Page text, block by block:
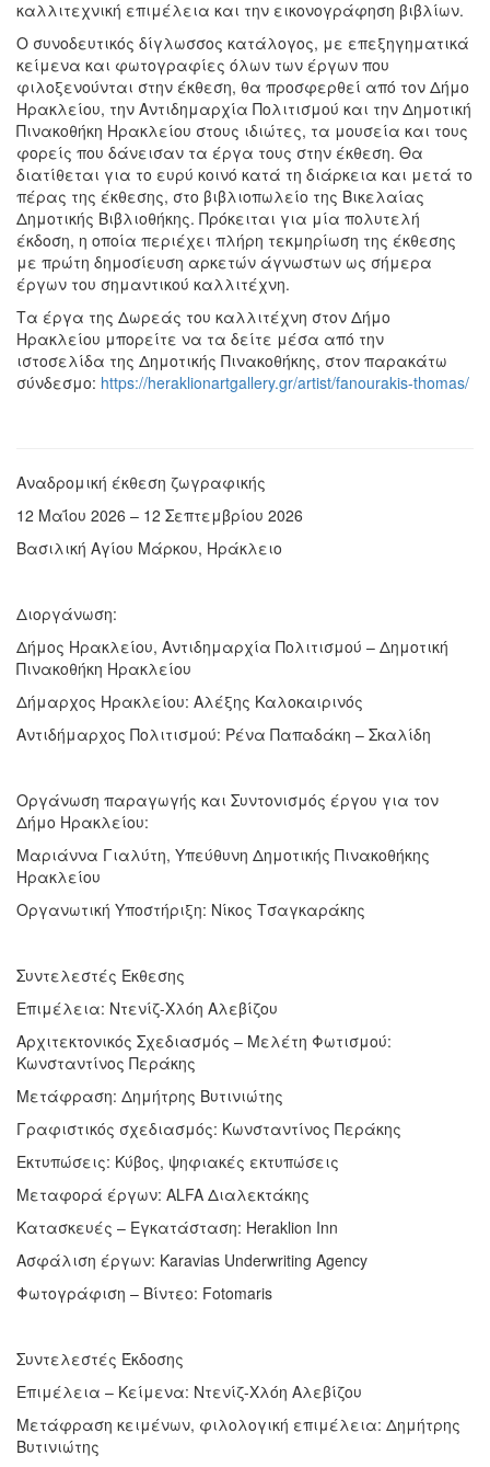
καλλιτεχνική επιμέλεια και την εικονογράφηση βιβλίων.
Ο συνοδευτικός δίγλωσσος κατάλογος, με επεξηγηματικά
κείμενα και φωτογραφίες όλων των έργων που
φιλοξενούνται στην έκθεση, θα προσφερθεί από τον Δήμο
Ηρακλείου, την Αντιδημαρχία Πολιτισμού και την Δημοτική
Πινακοθήκη Ηρακλείου στους ιδιώτες, τα μουσεία και τους
φορείς που δάνεισαν τα έργα τους στην έκθεση. Θα
διατίθεται για το ευρύ κοινό κατά τη διάρκεια και μετά το
πέρας της έκθεσης, στο βιβλιοπωλείο της Βικελαίας
Δημοτικής Βιβλιοθήκης. Πρόκειται για μία πολυτελή
έκδοση, η οποία περιέχει πλήρη τεκμηρίωση της έκθεσης
με πρώτη δημοσίευση αρκετών άγνωστων ως σήμερα
έργων του σημαντικού καλλιτέχνη.
Τα έργα της Δωρεάς του καλλιτέχνη στον Δήμο
Ηρακλείου μπορείτε να τα δείτε μέσα από την
ιστοσελίδα της Δημοτικής Πινακοθήκης, στον παρακάτω
σύνδεσμο: https://heraklionartgallery.gr/artist/fanourakis-thomas/
Αναδρομική έκθεση ζωγραφικής
12 Μαΐου 2026 – 12 Σεπτεμβρίου 2026
Βασιλική Αγίου Μάρκου, Ηράκλειο
Διοργάνωση:
Δήμος Ηρακλείου, Αντιδημαρχία Πολιτισμού – Δημοτική
Πινακοθήκη Ηρακλείου
Δήμαρχος Ηρακλείου: Αλέξης Καλοκαιρινός
Αντιδήμαρχος Πολιτισμού: Ρένα Παπαδάκη – Σκαλίδη
Οργάνωση παραγωγής και Συντονισμός έργου για τον
Δήμο Ηρακλείου:
Μαριάννα Γιαλύτη, Υπεύθυνη Δημοτικής Πινακοθήκης
Ηρακλείου
Οργανωτική Υποστήριξη: Νίκος Τσαγκαράκης
Συντελεστές Έκθεσης
Επιμέλεια: Ντενίζ-Χλόη Αλεβίζου
Αρχιτεκτονικός Σχεδιασμός – Μελέτη Φωτισμού:
Κωνσταντίνος Περάκης
Μετάφραση: Δημήτρης Βυτινιώτης
Γραφιστικός σχεδιασμός: Κωνσταντίνος Περάκης
Εκτυπώσεις: Κύβος, ψηφιακές εκτυπώσεις
Μεταφορά έργων: ALFA Διαλεκτάκης
Κατασκευές – Εγκατάσταση: Heraklion Inn
Ασφάλιση έργων: Karavias Underwriting Agency
Φωτογράφιση – Βίντεο: Fotomaris
Συντελεστές Έκδοσης
Επιμέλεια – Κείμενα: Ντενίζ-Χλόη Αλεβίζου
Μετάφραση κειμένων, φιλολογική επιμέλεια: Δημήτρης
Βυτινιώτης